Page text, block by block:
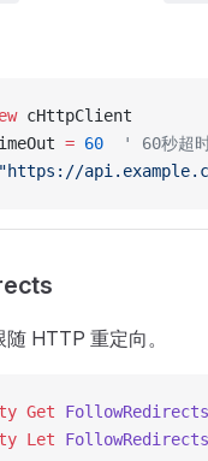
cHttpClient
= 60
' 60秒超
"https://
HTTP 重定向。
Get FollowRedirects
Let FollowRedirects